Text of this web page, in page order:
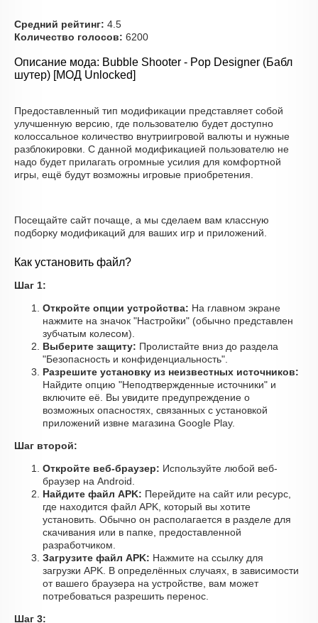
Средний рейтинг: 4.5
Количество голосов: 6200
Описание мода: Bubble Shooter - Pop Designer (Бабл
шутер) [МОД Unlocked]
Предоставленный тип модификации представляет собой
улучшенную версию, где пользователю будет доступно
колоссальное количество внутриигровой валюты и нужные
разблокировки. С данной модификацией пользователю не
надо будет прилагать огромные усилия для комфортной
игры, ещё будут возможны игровые приобретения.
Посещайте сайт почаще, а мы сделаем вам классную
подборку модификаций для ваших игр и приложений.
Как установить файл?
Шаг 1:
Откройте опции устройства: На главном экране
нажмите на значок "Настройки" (обычно представлен
зубчатым колесом).
Выберите защиту: Пролистайте вниз до раздела
"Безопасность и конфиденциальность".
Разрешите установку из неизвестных источников:
Найдите опцию "Неподтвержденные источники" и
включите её. Вы увидите предупреждение о
возможных опасностях, связанных с установкой
приложений извне магазина Google Play.
Шаг второй:
Откройте веб-браузер: Используйте любой веб-
браузер на Android.
Найдите файл APK: Перейдите на сайт или ресурс,
где находится файл APK, который вы хотите
установить. Обычно он располагается в разделе для
скачивания или в папке, предоставленной
разработчиком.
Загрузите файл APK: Нажмите на ссылку для
загрузки APK. В определённых случаях, в зависимости
от вашего браузера на устройстве, вам может
потребоваться разрешить перенос.
Шаг 3: